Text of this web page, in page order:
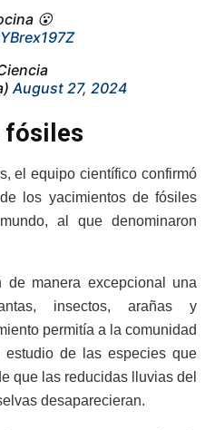
😮
August 27, 2024
fósiles
el equipo científico confirmó
los yacimientos de fósiles
al que denominaron
de manera excepcional una
insectos, arañas y
permitía a la comunidad
de las especies que
que las reducidas lluvias del
desaparecieran.